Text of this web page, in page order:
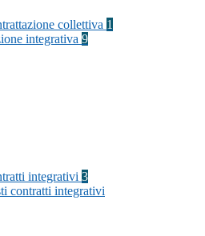
collettiva 1
integrativa 9
integrativi 3
contratti integrativi